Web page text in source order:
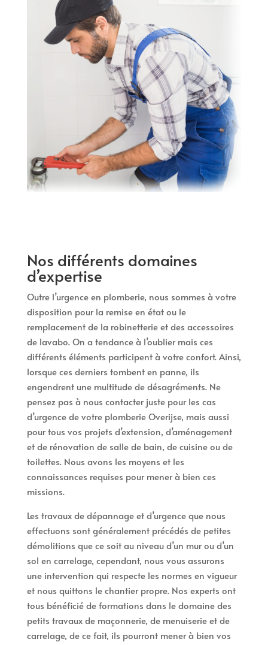
Nos différents domaines
d’expertise
Outre l’urgence en plomberie, nous sommes à votre
disposition pour la remise en état ou le
remplacement de la robinetterie et des accessoires
de lavabo. On a tendance à l’oublier mais ces
différents éléments participent à votre confort. Ainsi,
lorsque ces derniers tombent en panne, ils
engendrent une multitude de désagréments. Ne
pensez pas à nous contacter juste pour les cas
d’urgence de votre plomberie Overijse, mais aussi
pour tous vos projets d’extension, d’aménagement
et de rénovation de salle de bain, de cuisine ou de
toilettes. Nous avons les moyens et les
connaissances requises pour mener à bien ces
missions.
Les travaux de dépannage et d’urgence que nous
effectuons sont généralement précédés de petites
démolitions que ce soit au niveau d’un mur ou d’un
sol en carrelage, cependant, nous vous assurons
une intervention qui respecte les normes en vigueur
et nous quittons le chantier propre. Nos experts ont
tous bénéficié de formations dans le domaine des
petits travaux de maçonnerie, de menuiserie et de
carrelage, de ce fait, ils pourront mener à bien vos